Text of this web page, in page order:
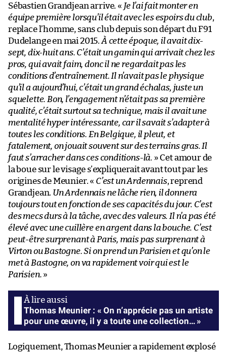
Sébastien Grandjean arrive. « Je l’ai fait monter en
équipe première lorsqu’il était avec les espoirs du club,
replace l’homme, sans club depuis son départ du F91
Dudelange en mai 2015. À cette époque, il avait dix-
sept, dix-huit ans. C’était un gamin qui arrivait chez les
pros, qui avait faim, donc il ne regardait pas les
conditions d’entraînement. Il n’avait pas le physique
qu’il a aujourd’hui, c’était un grand échalas, juste un
squelette. Bon, l’engagement n’était pas sa première
qualité, c’était surtout sa technique, mais il avait une
mentalité hyper intéressante, car il savait s’adapter à
toutes les conditions. En Belgique, il pleut, et
fatalement, on jouait souvent sur des terrains gras. Il
faut s’arracher dans ces conditions-là. » Cet amour de
la boue sur le visage s’expliquerait avant tout par les
origines de Meunier. « C’est un Ardennais, reprend
Grandjean. Un Ardennais ne lâche rien, il donnera
toujours tout en fonction de ses capacités du jour. C’est
des mecs durs à la tâche, avec des valeurs. Il n’a pas été
élevé avec une cuillère en argent dans la bouche. C’est
peut-être surprenant à Paris, mais pas surprenant à
Virton ou Bastogne. Si on prend un Parisien et qu’on le
met à Bastogne, on va rapidement voir qui est le
Parisien. »
Thomas Meunier : « On n’apprécie pas un artiste
pour une œuvre, il y a toute une collection… »
Logiquement, Thomas Meunier a rapidement explosé